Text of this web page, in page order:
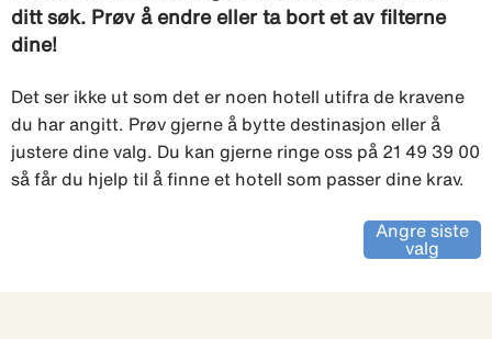
ditt søk. Prøv å endre eller ta bort et av filterne
dine!
Det ser ikke ut som det er noen hotell utifra de kravene
du har angitt. Prøv gjerne å bytte destinasjon eller å
justere dine valg. Du kan gjerne ringe oss på 21 49 39 00
så får du hjelp til å finne et hotell som passer dine krav.
Angre siste
valg